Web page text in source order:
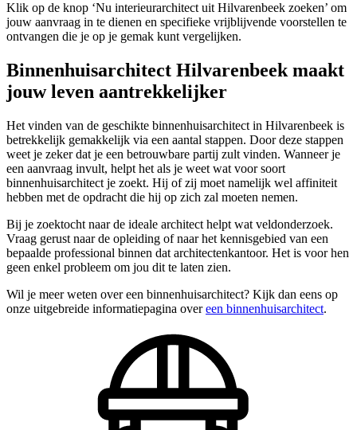
Klik op de knop ‘Nu interieurarchitect uit Hilvarenbeek zoeken’ om
jouw aanvraag in te dienen en specifieke vrijblijvende voorstellen te
ontvangen die je op je gemak kunt vergelijken.
Binnenhuisarchitect Hilvarenbeek maakt
jouw leven aantrekkelijker
Het vinden van de geschikte binnenhuisarchitect in Hilvarenbeek is
betrekkelijk gemakkelijk via een aantal stappen. Door deze stappen
weet je zeker dat je een betrouwbare partij zult vinden. Wanneer je
een aanvraag invult, helpt het als je weet wat voor soort
binnenhuisarchitect je zoekt. Hij of zij moet namelijk wel affiniteit
hebben met de opdracht die hij op zich zal moeten nemen.
Bij je zoektocht naar de ideale architect helpt wat veldonderzoek.
Vraag gerust naar de opleiding of naar het kennisgebied van een
bepaalde professional binnen dat architectenkantoor. Het is voor hen
geen enkel probleem om jou dit te laten zien.
Wil je meer weten over een binnenhuisarchitect? Kijk dan eens op
onze uitgebreide informatiepagina overeen binnenhuisarchitect.